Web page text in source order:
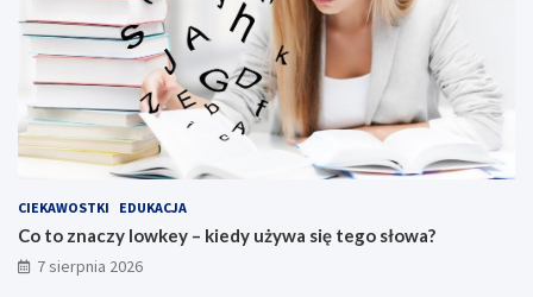
CIEKAWOSTKI EDUKACJA
Co to znaczy lowkey – kiedy używa się tego słowa?
7 sierpnia 2026